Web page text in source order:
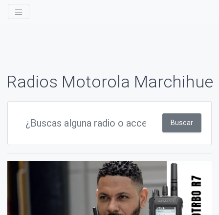
Radios Motorola Marchihue
Buscar